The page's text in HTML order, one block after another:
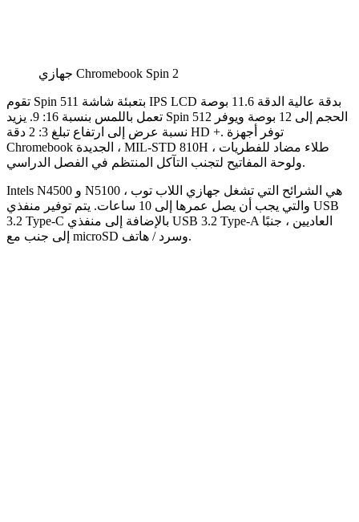
جهازي Chromebook Spin 2
تقوم Spin 511 بتعبئة شاشة IPS LCD بدقة عالية الدقة 11.6 بوصة
تعمل باللمس بنسبة 16: 9. يزيد Spin 512 الحجم إلى 12 بوصة ويوفر
نسبة عرض إلى ارتفاع تبلغ 3: 2 دقة HD +. توفر أجهزة
Chromebook الجديدة ، MIL-STD 810H ، طلاء مضاد للفطريات
ولوحة المفاتيح لتجنب التآكل المنتظم في الفصل الدراسي.
Intels N4500 و N5100 هي الشرائح التي تشغل جهازي اللاب توب ،
والتي يجب أن يصل عمرها إلى 10 ساعات. يتم توفير منفذي USB
3.2 Type-C بالإضافة إلى منفذي USB 3.2 Type-A العاديين ، جنبًا
إلى جنب مع microSD وسرد / هاتف.